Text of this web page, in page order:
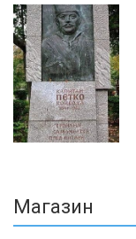
Магазин